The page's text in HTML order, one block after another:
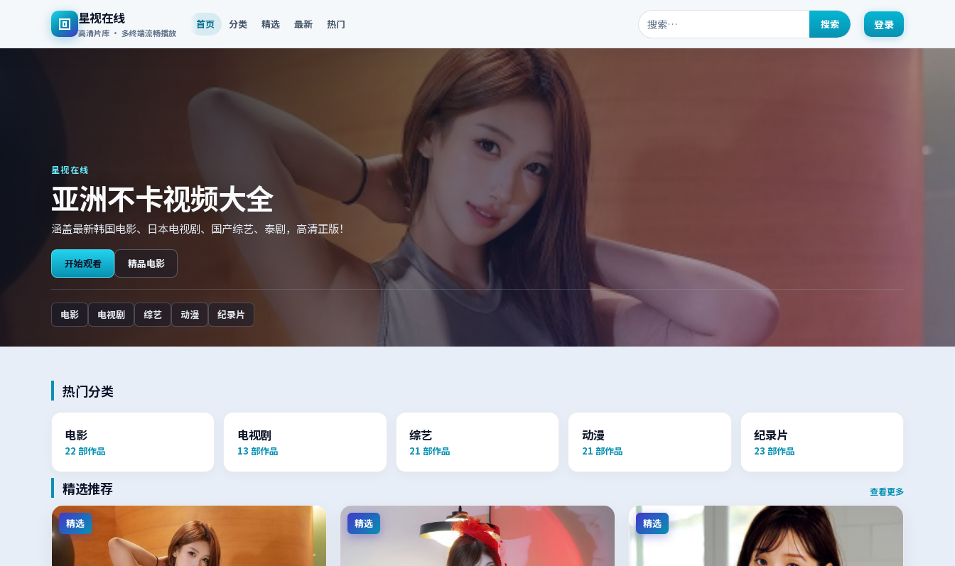
星视在线
高清片库 · 多终端流畅播放
首页 分类 精选 最新 热门 搜索 登录
星视在线
亚洲不卡视频大全
涵盖最新韩国电影、日本电视剧、国产综艺、泰剧，高清正版！
开始观看 精品电影
电影 电视剧 综艺 动漫 纪录片
热门分类
电影
22 部作品
电视剧
13 部作品
综艺
21 部作品
动漫
21 部作品
纪录片
23 部作品
精选推荐 查看更多
精选 精选 精选